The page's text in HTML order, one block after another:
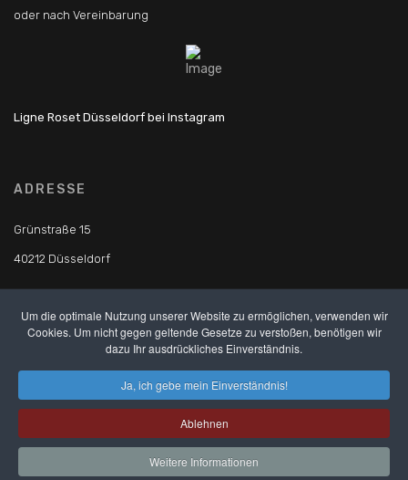
oder nach Vereinbarung
Ligne Roset Düsseldorf bei Instagram
ADRESSE
Grünstraße 15
40212 Düsseldorf
TELEFON
Fax: +49 211 16 78 37 36
© Copyright 2019 - Ligne Roset Düsseldorf
Um die optimale Nutzung unserer Website zu ermöglichen, verwenden wir
Cookies. Um nicht gegen geltende Gesetze zu verstoßen, benötigen wir
dazu Ihr ausdrückliches Einverständnis.
Ja, ich gebe mein Einverständnis!
Ablehnen
Weitere Informationen